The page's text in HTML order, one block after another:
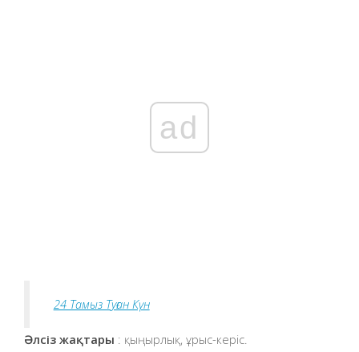
ad
24 Тамыз Туған Күн
Әлсіз жақтары : қыңырлық, ұрыс-керіс.